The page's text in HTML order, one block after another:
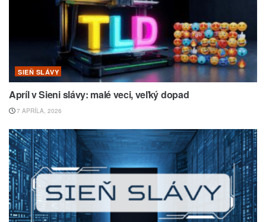
SIEŇ SLÁVY
Apríl v Sieni slávy: malé veci, veľký dopad
7 APRÍLA, 2026